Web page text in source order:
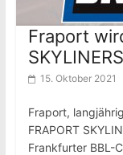
Fraport
15. Oktober 2021
Fraport,
FRAPORT
Frankfurter BBL-